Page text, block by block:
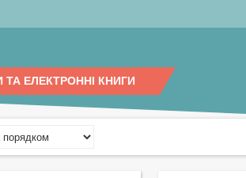
ЕЛЕКТРОННІ КНИГИ